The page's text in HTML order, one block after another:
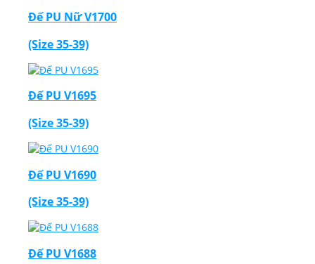
Đế PU Nữ V1700
(Size 35-39)
Đế PU V1695
(Size 35-39)
Đế PU V1690
(Size 35-39)
Đế PU V1688